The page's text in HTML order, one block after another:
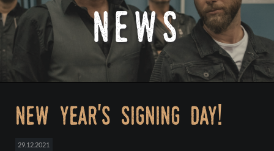
news
new year's signing day!
29.12.2021